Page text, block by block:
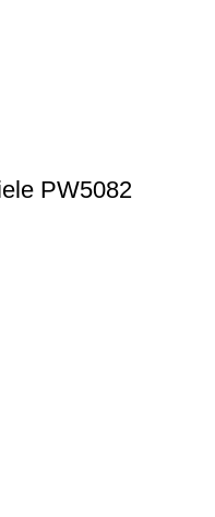
PW5082